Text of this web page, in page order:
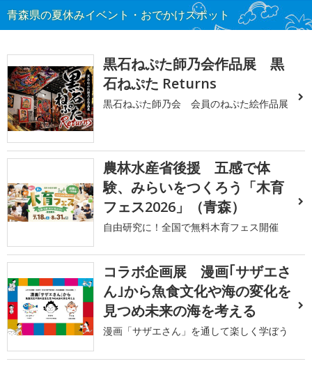
青森県の夏休みイベント・おでかけスポット
黒石ねぷた師乃会作品展 黒
石ねぷた Returns
黒石ねぷた師乃会 会員のねぷた絵作品展
農林水産省後援 五感で体
験、みらいをつくろう「木育
フェス2026」（青森）
自由研究に！全国で無料木育フェス開催
コラボ企画展 漫画｢サザエさ
ん｣から魚食文化や海の変化を
見つめ未来の海を考える
漫画「サザエさん」を通して楽しく学ぼう